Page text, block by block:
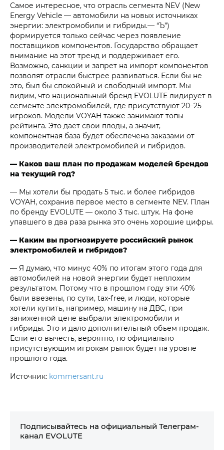
Самое интересное, что отрасль сегмента NEV (New
Energy Vehicle — автомобили на новых источниках
энергии: электромобили и гибриды.— “Ъ”)
формируется только сейчас через появление
поставщиков компонентов. Государство обращает
внимание на этот тренд и поддерживает его.
Возможно, санкции и запрет на импорт компонентов
позволят отрасли быстрее развиваться. Если бы не
это, был бы спокойный и свободный импорт. Мы
видим, что национальный бренд EVOLUTE лидирует в
сегменте электромобилей, где присутствуют 20–25
игроков. Модели VOYAH также занимают топы
рейтинга. Это дает свои плоды, а значит,
компонентная база будет обеспечена заказами от
производителей электромобилей и гибридов.
— Каков ваш план по продажам моделей брендов
на текущий год?
— Мы хотели бы продать 5 тыс. и более гибридов
VOYAH, сохранив первое место в сегменте NEV. План
по бренду EVOLUTE — около 3 тыс. штук. На фоне
упавшего в два раза рынка это очень хорошие цифры.
— Каким вы прогнозируете российский рынок
электромобилей и гибридов?
— Я думаю, что минус 40% по итогам этого года для
автомобилей на новой энергии будет неплохим
результатом. Потому что в прошлом году эти 40%
были ввезены, по сути, tax-free, и люди, которые
хотели купить, например, машину на ДВС, при
заниженной цене выбрали электромобили и
гибриды. Это и дало дополнительный объем продаж.
Если его вычесть, вероятно, по официально
присутствующим игрокам рынок будет на уровне
прошлого года.
Источник: kommersant.ru
Подписывайтесь на официальный Телеграм-
канал EVOLUTE